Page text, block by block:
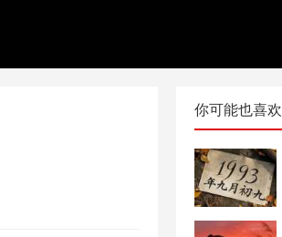
你可能也喜欢